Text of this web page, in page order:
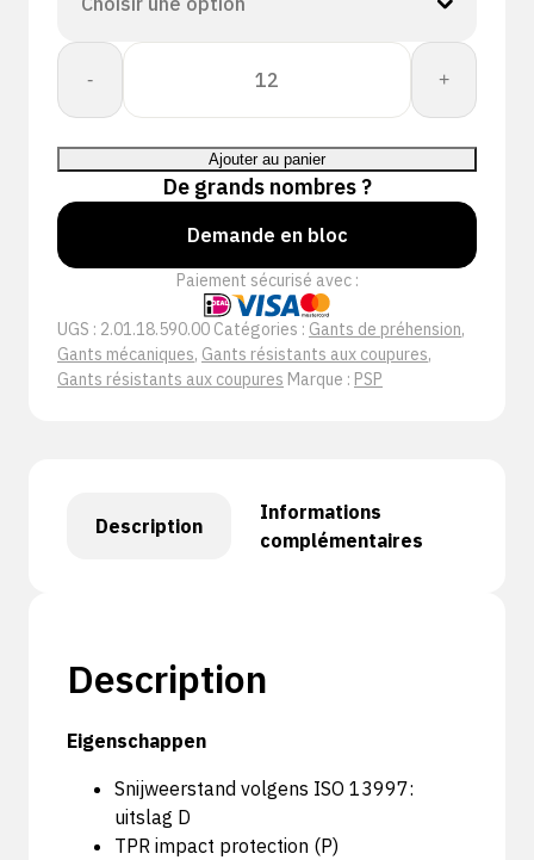
-
quantité
PSP
590
Cut
D
IP
Werkhandschoen
+
Ajouter au panier
De grands nombres ?
Demande en bloc
Paiement sécurisé avec :
UGS : 2.01.18.590.00 Catégories : Gants de préhension,
Gants mécaniques, Gants résistants aux coupures,
Gants résistants aux coupures Marque : PSP
Description
Informations
complémentaires
Description
Eigenschappen
Snijweerstand volgens ISO 13997:
uitslag D
TPR impact protection (P)